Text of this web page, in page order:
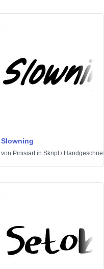
Slowning
von Pinisiartin Skript/